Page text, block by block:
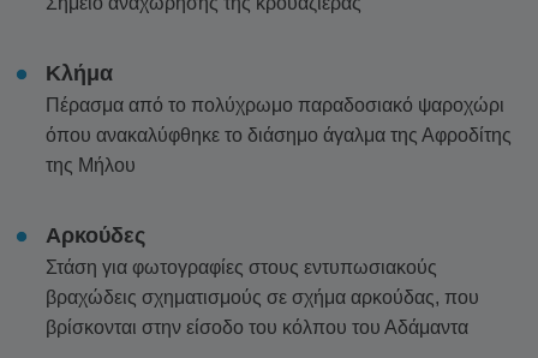
Κλήμα
Πέρασμα από το πολύχρωμο παραδοσιακό ψαροχώρι
όπου ανακαλύφθηκε το διάσημο άγαλμα της Αφροδίτης
της Μήλου
Αρκούδες
Στάση για φωτογραφίες στους εντυπωσιακούς
βραχώδεις σχηματισμούς σε σχήμα αρκούδας, που
βρίσκονται στην είσοδο του κόλπου του Αδάμαντα